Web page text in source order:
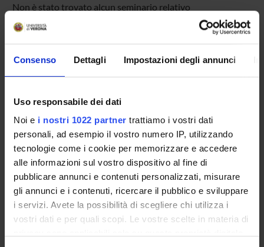
Consenso Dettagli Impostazioni degli annunci
Uso responsabile dei dati
Noi e i nostri 1022 partner trattiamo i vostri dati
personali, ad esempio il vostro numero IP, utilizzando
tecnologie come i cookie per memorizzare e accedere
alle informazioni sul vostro dispositivo al fine di
pubblicare annunci e contenuti personalizzati, misurare
gli annunci e i contenuti, ricercare il pubblico e sviluppare
i servizi. Avete la possibilità di scegliere chi utilizza i
vostri dati e per quali scopi. Le vostre scelte in materia di
Non è stato trovato alcun seminario relativo
all'insegnamento Storia medievale.
CORSI DI STUDIO
DOTTORATI, MASTER E FORMAZIONE SUPERIORE
Contatti
Persone
Luoghi
Calendario